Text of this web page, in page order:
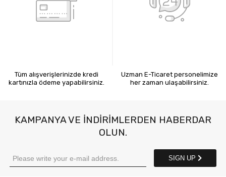
Tüm alışverişlerinizde kredi
kartınızla ödeme yapabilirsiniz.
Uzman E-Ticaret personelimize
her zaman ulaşabilirsiniz.
KAMPANYA VE INDIRIMLERDEN HABERDAR
OLUN.
SIGN UP